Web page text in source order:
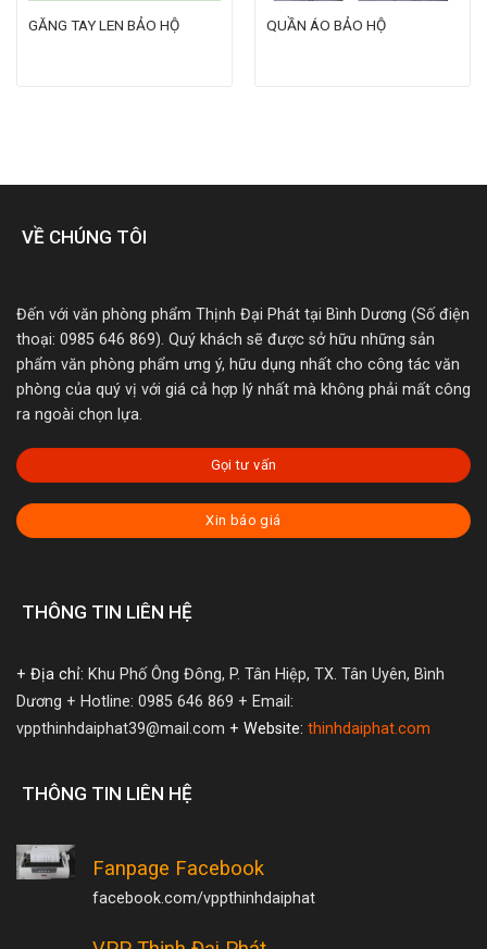
GĂNG TAY LEN BẢO HỘ QUẦN ÁO BẢO HỘ
VỀ CHÚNG TÔI
Đến với văn phòng phẩm Thịnh Đại Phát tại Bình Dương (Số điện
thoại: 0985 646 869). Quý khách sẽ được sở hữu những sản
phẩm văn phòng phẩm ưng ý, hữu dụng nhất cho công tác văn
phòng của quý vị với giá cả hợp lý nhất mà không phải mất công
ra ngoài chọn lựa.
Gọi tư vấn
Xin báo giá
THÔNG TIN LIÊN HỆ
+ Địa chỉ: Khu Phố Ông Đông, P. Tân Hiệp, TX. Tân Uyên, Bình
Dương + Hotline: 0985 646 869 + Email:
vppthinhdaiphat39@mail.com + Website: thinhdaiphat.com
THÔNG TIN LIÊN HỆ
Fanpage Facebook
facebook.com/vppthinhdaiphat